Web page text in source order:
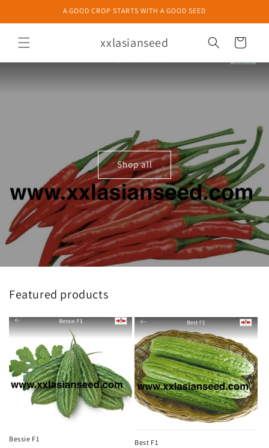
content
A GOOD CROP STARTS WITH A GOOD SEED
xxlasianseed Winkelwagen
Shop all
Featured products
Bessie F1 Best F1